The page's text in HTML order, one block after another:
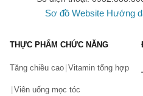
Mua sản phẩm Optibac
thương mại điện tử Chiaki
Bạn có thể mua trực
Website: Chiaki.vn
Sơ đồ Website Hướng
THỰC PHẨM CHỨC NĂNG
Tăng chiều cao Vitamin tổng hợp
Viên uống mọc tóc